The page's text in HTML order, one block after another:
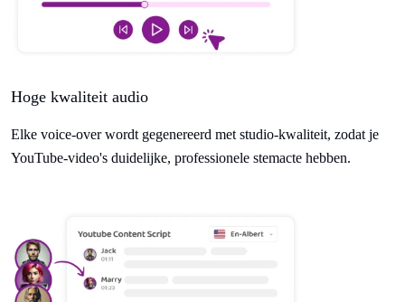
Hoge kwaliteit audio
Elke voice-over wordt gegenereerd met studio-kwaliteit, zodat je
YouTube-video's duidelijke, professionele stemacte hebben.